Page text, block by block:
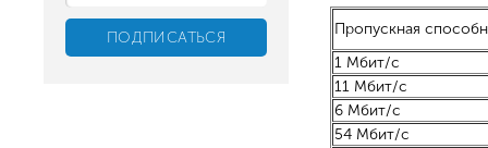
Пропускная
1 Мбит/с
11 Мбит/с
6 Мбит/с
54 Мбит/с